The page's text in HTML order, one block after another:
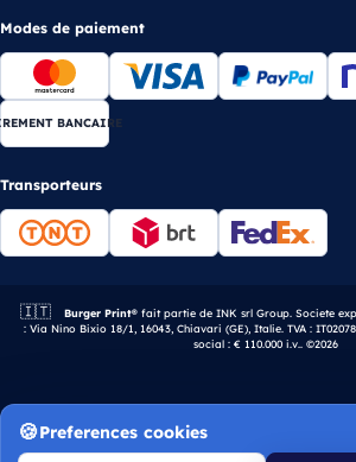
Modes de paiement
BANCAIRE
Transporteurs
🇮🇹 Entreprise italienne.
Burger Print®fait partie de INK srl Group. Societe
: Via Nino Bixio 18/1, 16043, Chiavari (GE), Italie. TVA :
social : € 110.000 i.v.. ©2026
Preferences cookies